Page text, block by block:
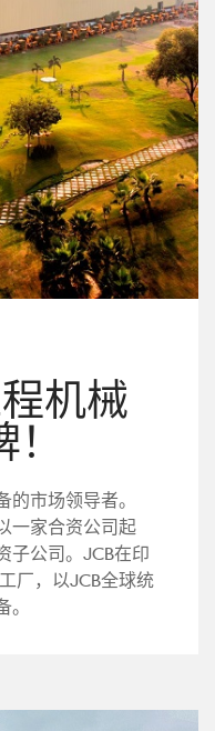
机械
市场领导者。
一家合资公司起
子公司。JCB在印
厂，以JCB全球统